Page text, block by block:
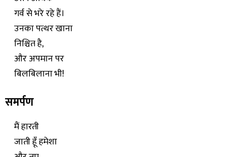
गर्व से भरे रहे हैं।
उनका पत्थर खाना
निश्चित है,
और अपमान पर
बिलबिलाना भी!
समर्पण
मैं हारती
जाती हूँ हमेशा